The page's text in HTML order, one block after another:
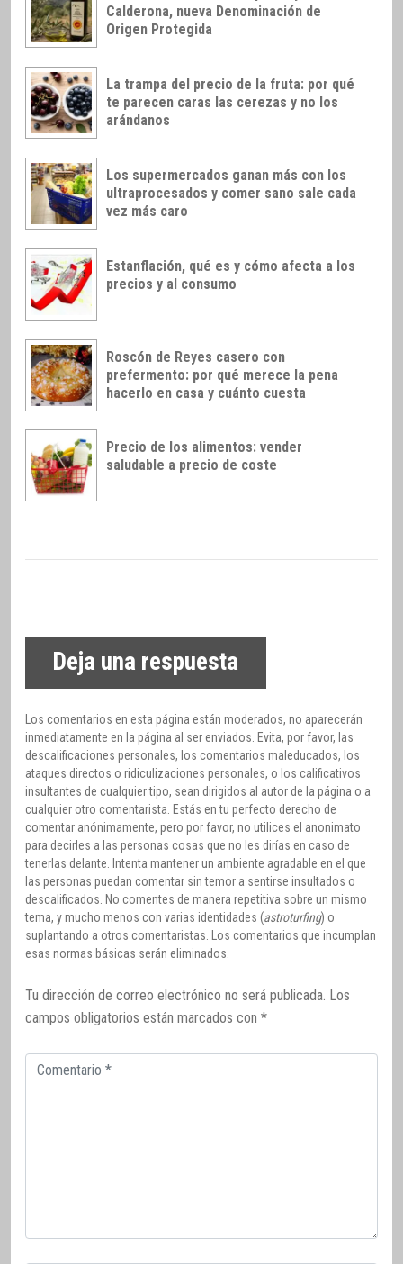
Calderona, nueva Denominación de
Origen Protegida
La trampa del precio de la fruta: por qué
te parecen caras las cerezas y no los
arándanos
Los supermercados ganan más con los
ultraprocesados y comer sano sale cada
vez más caro
Estanflación, qué es y cómo afecta a los
precios y al consumo
Roscón de Reyes casero con
prefermento: por qué merece la pena
hacerlo en casa y cuánto cuesta
Precio de los alimentos: vender
saludable a precio de coste
Deja una respuesta
Los comentarios en esta página están moderados, no aparecerán
inmediatamente en la página al ser enviados. Evita, por favor, las
descalificaciones personales, los comentarios maleducados, los
ataques directos o ridiculizaciones personales, o los calificativos
insultantes de cualquier tipo, sean dirigidos al autor de la página o a
cualquier otro comentarista. Estás en tu perfecto derecho de
comentar anónimamente, pero por favor, no utilices el anonimato
para decirles a las personas cosas que no les dirías en caso de
tenerlas delante. Intenta mantener un ambiente agradable en el que
las personas puedan comentar sin temor a sentirse insultados o
descalificados. No comentes de manera repetitiva sobre un mismo
tema, y mucho menos con varias identidades (astroturfing) o
suplantando a otros comentaristas. Los comentarios que incumplan
esas normas básicas serán eliminados.
Tu dirección de correo electrónico no será publicada. Los
campos obligatorios están marcados con *
Comentario